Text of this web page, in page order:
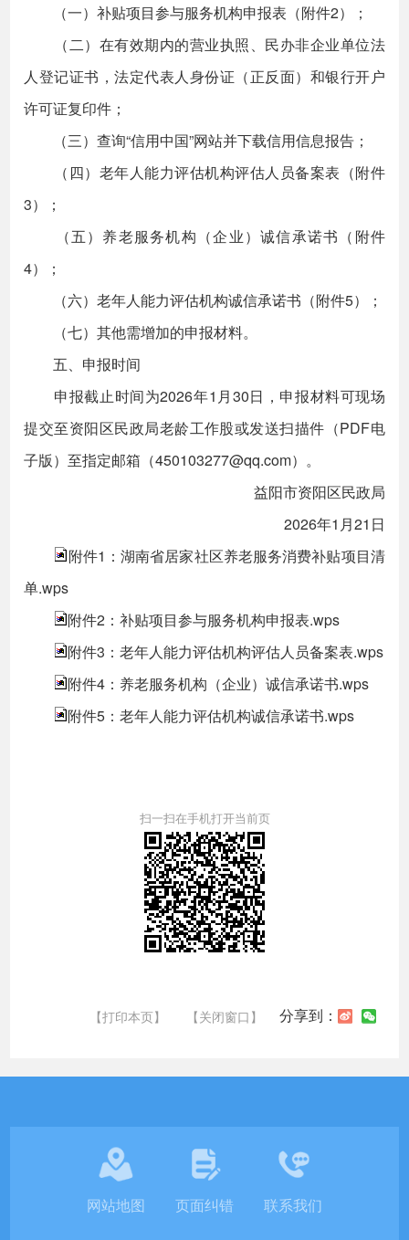
（一）补贴项目参与服务机构申报表（附件2）；
（二）在有效期内的营业执照、民办非企业单位法
人登记证书，法定代表人身份证（正反面）和银行开户
许可证复印件；
（三）查询“信用中国”网站并下载信用信息报告；
（四）老年人能力评估机构评估人员备案表（附件
3）；
（五）养老服务机构（企业）诚信承诺书（附件
4）；
（六）老年人能力评估机构诚信承诺书（附件5）；
（七）其他需增加的申报材料。
五、申报时间
申报截止时间为2026年1月30日，申报材料可现场
提交至资阳区民政局老龄工作股或发送扫描件（PDF电
子版）至指定邮箱（450103277@qq.com）。
益阳市资阳区民政局
2026年1月21日
附件1：湖南省居家社区养老服务消费补贴项目清
单.wps
附件2：补贴项目参与服务机构申报表.wps
附件3：老年人能力评估机构评估人员备案表.wps
附件4：养老服务机构（企业）诚信承诺书.wps
附件5：老年人能力评估机构诚信承诺书.wps
扫一扫在手机打开当前页
【打印本页】 【关闭窗口】 分享到：
网站地图 页面纠错 联系我们